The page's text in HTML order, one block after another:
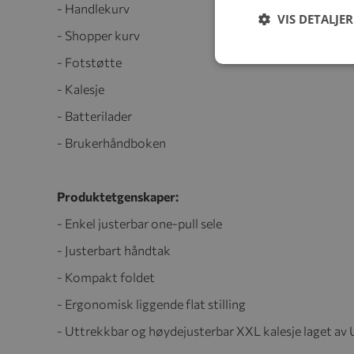
- Handlekurv
- Shopper kurv
- Fotstøtte
- Kalesje
- Batterilader
- Brukerhåndboken
Produktetgenskaper:
- Enkel justerbar one-pull sele
- Justerbart håndtak
- Kompakt foldet
- Ergonomisk liggende flat stilling
- Uttrekkbar og høydejusterbar XXL kalesje laget
VIS DETALJER